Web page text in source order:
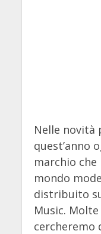
Nelle novità
quest’anno
marchio
mondo
distribuito
Music.
cercheremo